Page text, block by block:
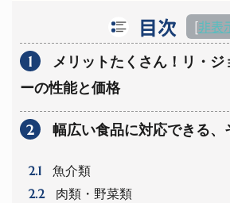
目次 [非表
1
メリットたくさん！リ・
ーの性能と価格
2 幅広い食品に対応できる、
2.1 魚介類
2.2 肉類・野菜類